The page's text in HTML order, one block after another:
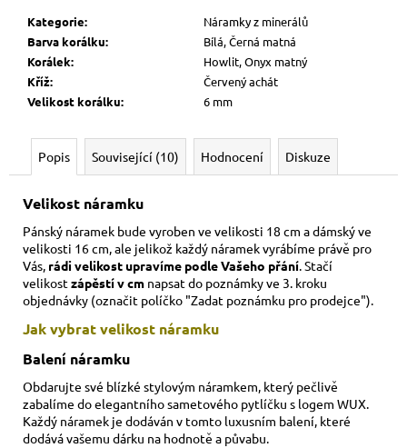
Kategorie:
Náramky z minerálů
Barva korálku:
Bílá, Černá matná
Korálek:
Howlit, Onyx matný
Kříž:
Červený achát
Velikost korálku: 6 mm
Popis Související (10) Hodnocení Diskuze
Velikost náramku
Pánský náramek bude vyroben ve velikosti 18 cm a dámský ve
velikosti 16 cm,ale jelikož každý náramek vyrábíme právě pro
Vás, rádi velikost upravíme podle Vašeho přání. Stačí
velikostzápěstí v cm napsat do poznámky ve 3. kroku
objednávky (označit políčko "Zadat poznámku pro prodejce").
Jak vybrat velikost náramku
Balení náramku
Obdarujte své blízké stylovým náramkem, který pečlivě
zabalíme do elegantního sametového pytlíčku s logem WUX.
Každý náramek je dodáván v tomto luxusním balení, které
dodává vašemu dárku na hodnotě a půvabu.